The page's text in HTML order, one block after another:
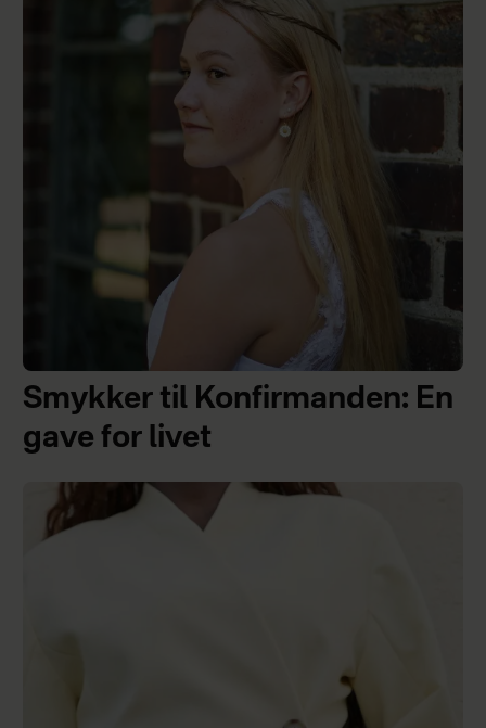
Smykker til Konfirmanden: En
gave for livet